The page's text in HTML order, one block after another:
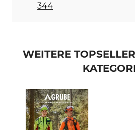
344
WEITERE